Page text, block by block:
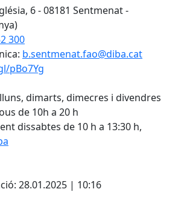
6 - 08181 Sentmenat -
300
b.sentmenat.fao@diba.cat
pBo7Yg
dimarts, dimecres i divendres
de 10h a 20 h
dissabtes de 10 h a 13:30 h,
28.01.2025 | 10:16